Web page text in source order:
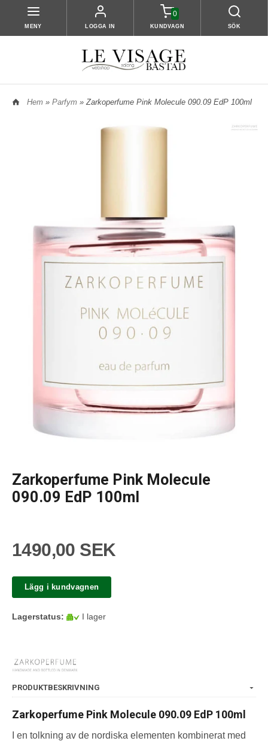
MENY LOGGA IN
0
KUNDVAGN SÖK
Hem » Parfym » Zarkoperfume Pink Molecule 090.09 EdP 100ml
Zarkoperfume Pink Molecule
090.09 EdP 100ml
1490,00 SEK
Lägg i kundvagnen
Lagerstatus: I lager
PRODUKTBESKRIVNING
Zarkoperfume Pink Molecule 090.09 EdP 100ml
I en tolkning av de nordiska elementen kombinerat med